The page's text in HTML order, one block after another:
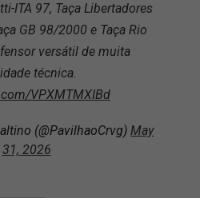
ITA 97, Taça Libertadores
GB 98/2000 e Taça Rio
versátil de muita
técnica.
VPXMTMXIBd
(@PavilhaoCrvg) May
31, 2026